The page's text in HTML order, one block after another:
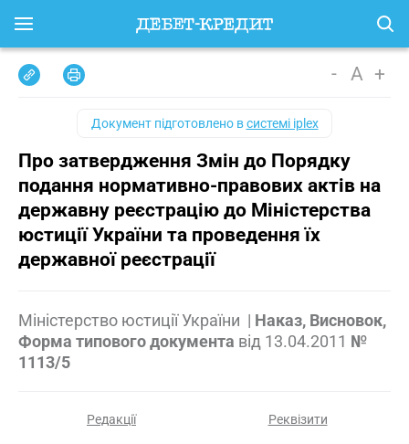
- A +
Документ підготовлено всистемі iplex
Про затвердження Змін до Порядку
подання нормативно-правових актів на
державну реєстрацію до Міністерства
юстиції України та проведення їх
державної реєстрації
Міністерство юстиції України | Наказ, Висновок,
Форма типового документа від 13.04.2011 №
1113/5
Редакції Реквізити